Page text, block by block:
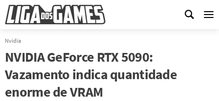
Nvidia
NVIDIA GeForce RTX 5090:
Vazamento indica quantidade
enorme de VRAM